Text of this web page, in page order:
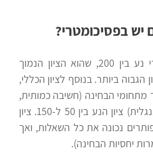
יש בפסיכומטרי?
הציון הכללי בפסיכומטרי נע בין 200, שהוא הציון הנמוך
הציון הגבוה ביותר. בנוסף לציון הכללי,
הבחינה (חשיבה כמותית,
חשיבה מילולית וידע באנגלית) ציון הנע בין 50 ל-150. ציון
פותרים נכונה את כל השאלות, ואך
יחסיות הבחינה).